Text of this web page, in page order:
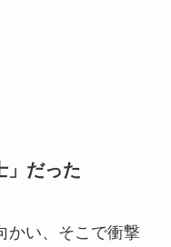
」だった
かい、そこで衝撃